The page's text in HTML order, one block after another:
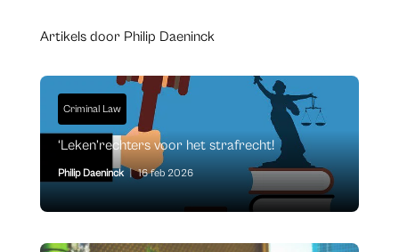
Artikels door Philip Daeninck
Criminal Law
‘Leken’rechters voor het strafrecht!
Philip Daeninck | 16 feb 2026